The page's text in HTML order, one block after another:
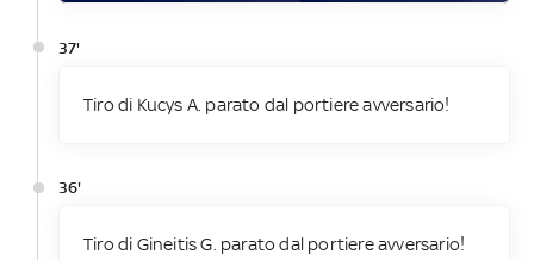
37'
Tiro di Kucys A. parato dal portiere avversario!
36'
Tiro di Gineitis G. parato dal portiere avversario!